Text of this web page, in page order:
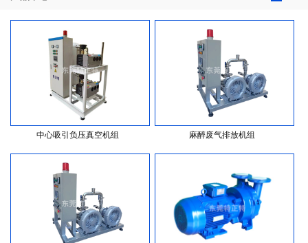
中心吸引负压真空机组 麻醉废气排放机组